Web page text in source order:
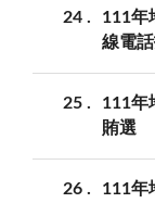
24
111年
線電
25
111年
賄選
26
111年